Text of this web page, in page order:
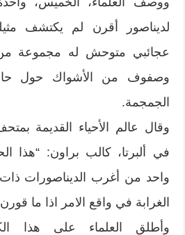
لديناصور أقرن لم يكتشف
عجائبي متوحش له مجموعة
وصفوف من الأشواك حول
الجمجمة.
وقال عالم الأحياء القديمة
في ألبرتا، كالب براون: “هذا
واحد من أغرب الديناصورات
الغرابة في واقع الامر اذا ما
وأطلق العلماء على هذا